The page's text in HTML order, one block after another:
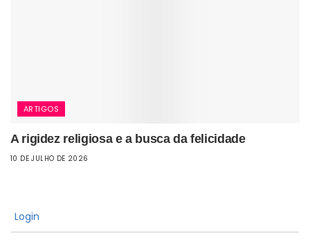
ARTIGOS
A rigidez religiosa e a busca da felicidade
10 DE JULHO DE 2026
Login